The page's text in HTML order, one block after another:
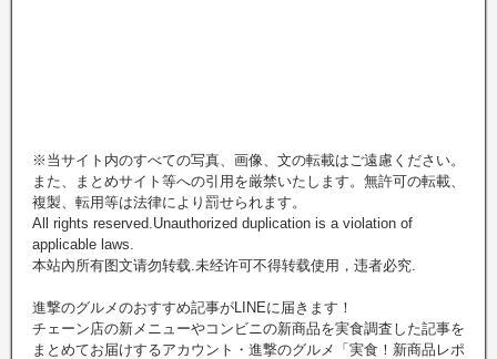
※当サイト内のすべての写真、画像、文の転載はご遠慮ください。
また、まとめサイト等への引用を厳禁いたします。無許可の転載、
複製、転用等は法律により罰せられます。
All rights reserved.Unauthorized duplication is a violation of
applicable laws.
本站內所有图文请勿转载.未经许可不得转载使用，违者必究.
進撃のグルメのおすすめ記事がLINEに届きます！
チェーン店の新メニューやコンビニの新商品を実食調査した記事を
まとめてお届けするアカウント・進撃のグルメ「実食！新商品レポ